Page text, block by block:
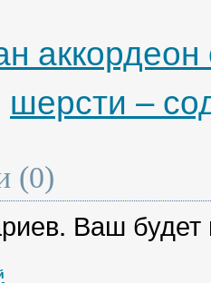
шерсти –
(0)
Ваш